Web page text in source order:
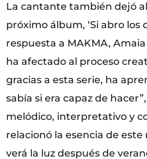
La cantante también dejó
próximo álbum, ‘Si abro los
respuesta a MAKMA, Amaia
ha afectado al proceso
gracias a esta serie, ha
sabía si era capaz de
melódico, interpretativo y
relacionó la esencia de
verá la luz después de